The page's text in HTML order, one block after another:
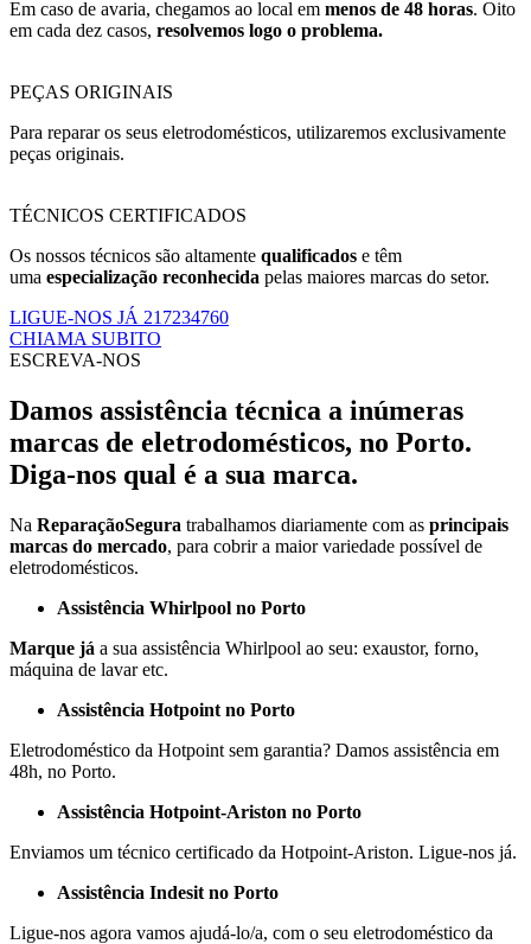
Em caso de avaria, chegamos ao local em menos de 48 horas. Oito
em cada dez casos, resolvemos logo o problema.
PEÇAS ORIGINAIS
Para reparar os seus eletrodomésticos, utilizaremos exclusivamente
peças originais.
TÉCNICOS CERTIFICADOS
Os nossos técnicos são altamente qualificados e têm
uma especialização reconhecida pelas maiores marcas do setor.
LIGUE-NOS JÁ 217234760
CHIAMA SUBITO
ESCREVA-NOS
Damos assistência técnica a inúmeras
marcas de eletrodomésticos, no Porto.
Diga-nos qual é a sua marca.
Na ReparaçãoSegura trabalhamos diariamente com as principais
marcas do mercado, para cobrir a maior variedade possível de
eletrodomésticos.
Assistência Whirlpool no Porto
Marque já a sua assistência Whirlpool ao seu: exaustor, forno,
máquina de lavar etc.
Assistência Hotpoint no Porto
Eletrodoméstico da Hotpoint sem garantia? Damos assistência em
48h, no Porto.
Assistência Hotpoint-Ariston no Porto
Enviamos um técnico certificado da Hotpoint-Ariston. Ligue-nos já.
Assistência Indesit no Porto
Ligue-nos agora vamos ajudá-lo/a, com o seu eletrodoméstico da